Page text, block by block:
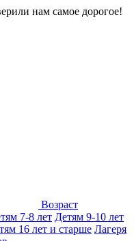
нам самое дорогое!
Возраст
7-8 лет Детям 9-10 лет
16 лет и старше Лагеря